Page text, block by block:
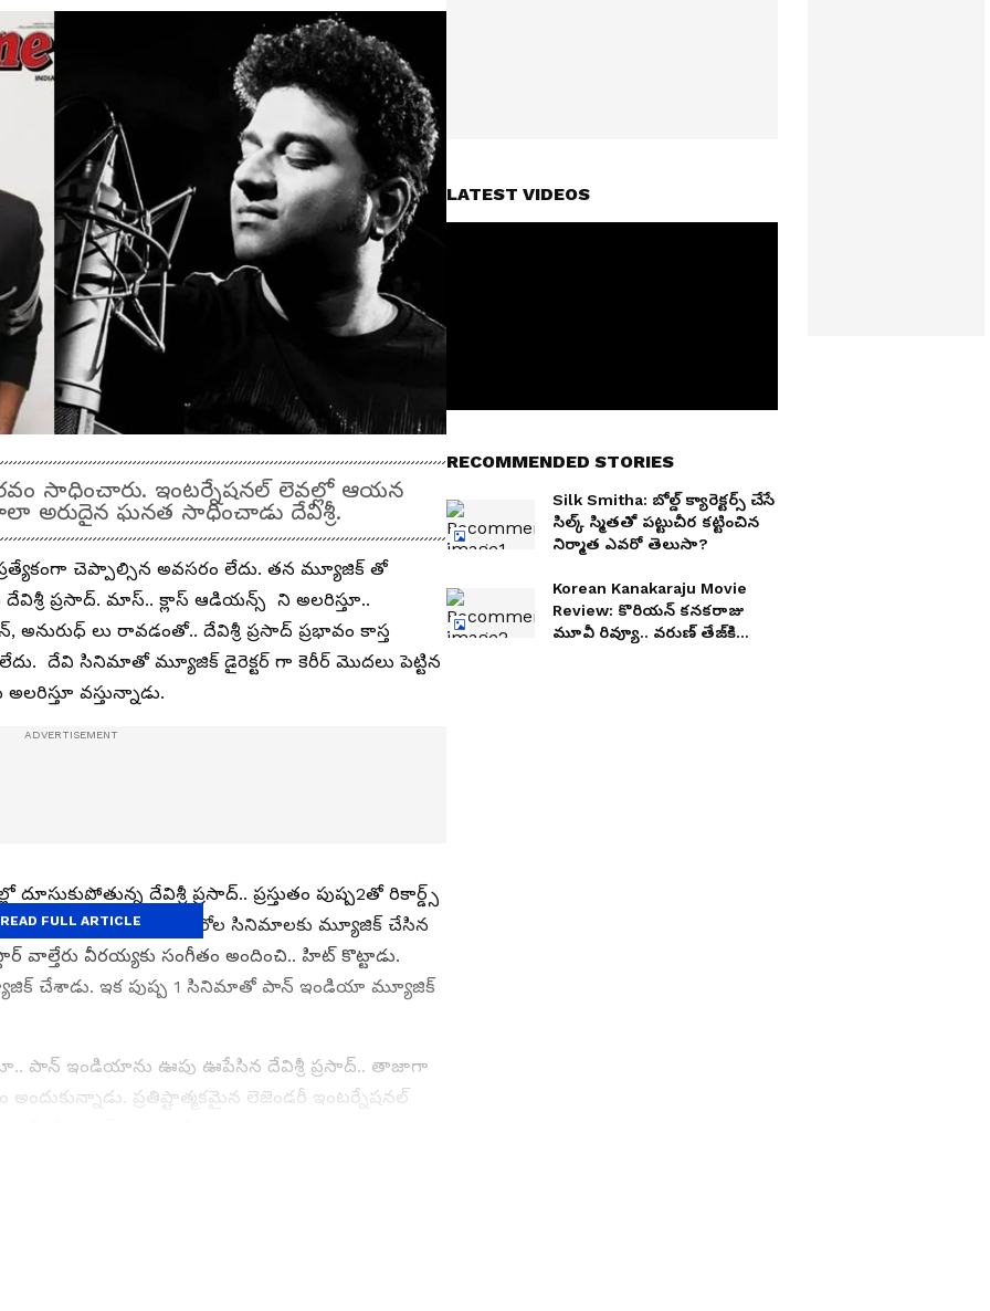
సాధించారు. ఇంటర్నేషనల్ లెవల్లో ఆయన
అరుదైన ఘనత సాధించాడు దేవిశ్రీ.
చెప్పాల్సిన అవసరం లేదు. తన మ్యూజిక్ తో
ప్రసాద్. మాస్.. క్లాస్ ఆడియన్స్ ని అలరిస్తూ..
లు రావడంతో.. దేవిశ్రీ ప్రసాద్ ప్రభావం కాస్త
దేవి సినిమాతో మ్యూజిక్ డైరెక్టర్ గా కెరీర్ మొదలు పెట్టిన
అలరిస్తూ వస్తున్నాడు.
దేవిశ్రీ ప్రసాద్.. ప్రస్తుతం పుష్ప2తో రికార్డ్స్
ఎంతోమంది స్టార్ హీరోల సినిమాలకు మ్యూజిక్ చేసిన
వాల్తేరు వీరయ్యకు సంగీతం అందించి.. హిట్ కొట్టాడు.
చేశాడు. ఇక పుష్ప 1 సినిమాతో పాన్ ఇండియా మ్యూజిక్
ఇండియాను ఊపు ఊపేసిన దేవిశ్రీ ప్రసాద్.. తాజాగా
ప్రతిష్టాత్మకమైన లెజెండరీ ఇంటర్నేషనల్
READ FULL ARTICLE
LATEST VIDEOS
RECOMMENDED STORIES
Silk Smitha: బోల్డ్ క్యారెక్టర్స్ చేసే
సిల్క్ స్మితతో పట్టుచీర కట్టించిన
నిర్మాత ఎవరో తెలుసా?
Korean Kanakaraju Movie
Review: కొరియన్‌ కనకరాజు
మూవీ రివ్యూ.. వరుణ్‌ తేజ్‌కి